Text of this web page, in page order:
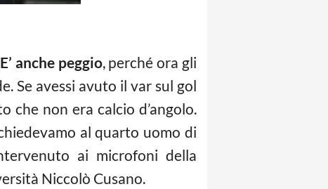
anche peggio, perché ora gli
Se avessi avuto il var sul gol
che non era calcio d’angolo.
al quarto uomo di
ai microfoni della
Niccolò Cusano.